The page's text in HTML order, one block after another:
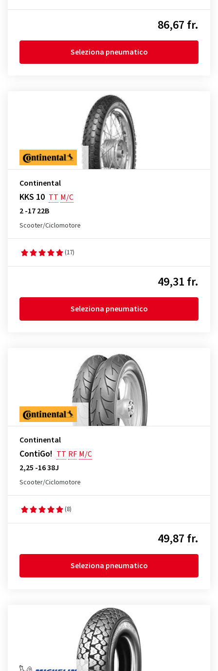
86,67 fr.
Seleziona pneumatico
Continental
KKS 10 TT M/C
2 -17 22B
Scooter/Ciclomotore
(17)
49,31 fr.
Seleziona pneumatico
Continental
ContiGo! TT RF M/C
2,25 -16 38J
Scooter/Ciclomotore
(8)
49,87 fr.
Seleziona pneumatico